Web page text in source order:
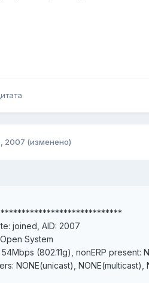
2007 (изменено)
joined, AID: 2007
System
(802.11g), nonERP present:
NONE(unicast), NONE(multicast),